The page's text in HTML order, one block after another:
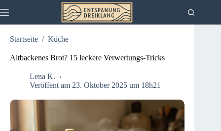
Inhalt
Startseite / Küche
Altbackenes Brot? 15 leckere Verwertungs-Tricks
Lena K.
Veröffent am 23. Oktober 2025 um 18h21